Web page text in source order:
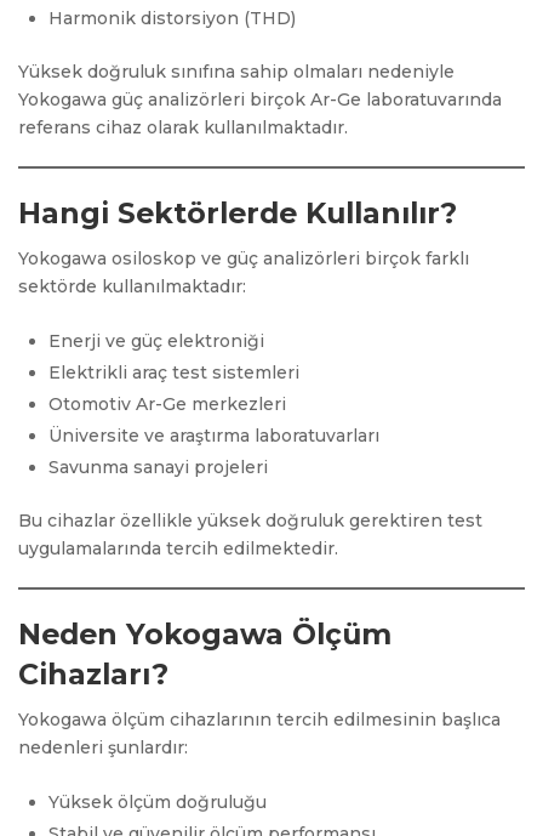
Harmonik distorsiyon (THD)
Yüksek doğruluk sınıfına sahip olmaları nedeniyle
Yokogawa güç analizörleri birçok Ar-Ge laboratuvarında
referans cihaz olarak kullanılmaktadır.
Hangi Sektörlerde Kullanılır?
Yokogawa osiloskop ve güç analizörleri birçok farklı
sektörde kullanılmaktadır:
Enerji ve güç elektroniği
Elektrikli araç test sistemleri
Otomotiv Ar-Ge merkezleri
Üniversite ve araştırma laboratuvarları
Savunma sanayi projeleri
Bu cihazlar özellikle yüksek doğruluk gerektiren test
uygulamalarında tercih edilmektedir.
Neden Yokogawa Ölçüm
Cihazları?
Yokogawa ölçüm cihazlarının tercih edilmesinin başlıca
nedenleri şunlardır:
Yüksek ölçüm doğruluğu